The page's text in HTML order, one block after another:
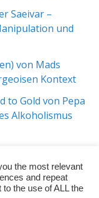
Saeivar​​ –
und
von Mads
Kontext
to Gold von Pepa
Alkoholismus
the most relevant
and repeat
the use of ALL the